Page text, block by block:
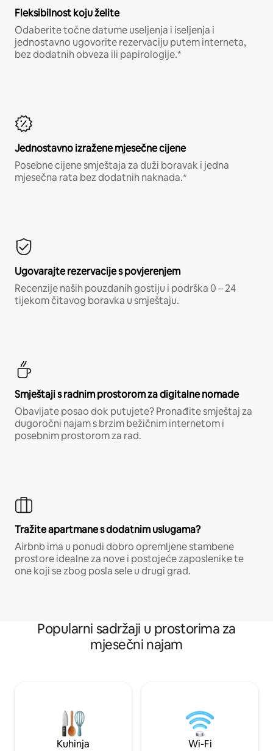
Fleksibilnost koju želite
Odaberite točne datume useljenja i iseljenja i
jednostavno ugovorite rezervaciju putem interneta,
bez dodatnih obveza ili papirologije.*
Jednostavno izražene mjesečne cijene
Posebne cijene smještaja za duži boravak i jedna
mjesečna rata bez dodatnih naknada.*
Ugovarajte rezervacije s povjerenjem
Recenzije naših pouzdanih gostiju i podrška 0 – 24
tijekom čitavog boravka u smještaju.
Smještaji s radnim prostorom za digitalne nomade
Obavljate posao dok putujete? Pronađite smještaj za
dugoročni najam s brzim bežičnim internetom i
posebnim prostorom za rad.
Tražite apartmane s dodatnim uslugama?
Airbnb ima u ponudi dobro opremljene stambene
prostore idealne za nove i postojeće zaposlenike te
one koji se zbog posla sele u drugi grad.
Popularni sadržaji u prostorima za
mjesečni najam
Kuhinja Wi-Fi